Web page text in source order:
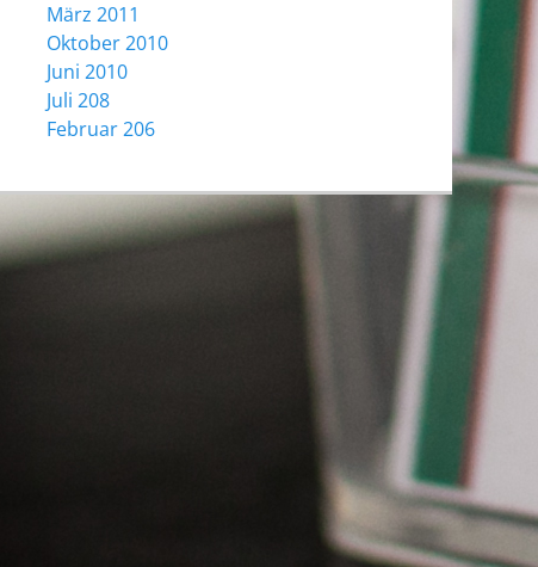
März 2011
Oktober 2010
Juni 2010
Juli 208
Februar 206